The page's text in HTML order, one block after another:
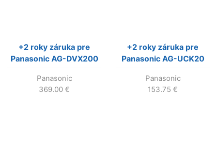
+2 roky záruka pre
Panasonic AG-DVX200
Panasonic
369.00 €
+2 roky záruka pre
Panasonic AG-UCK20
Panasonic
153.75 €